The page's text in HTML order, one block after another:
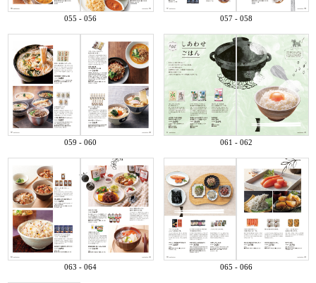
055 - 056 057 - 058
059 - 060 061 - 062
063 - 064 065 - 066